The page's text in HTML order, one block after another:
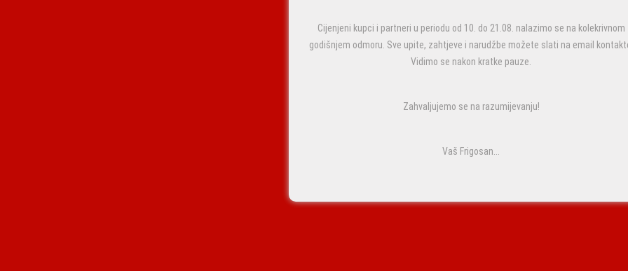
Cijenjeni kupci i partneri u periodu od 10. do 21.08. nalazimo se na kolekrivnom
godišnjem odmoru. Sve upite, zahtjeve i narudžbe možete slati na email
Vidimo se nakon kratke pauze.
Zahvaljujemo se na razumijevanju!
Vaš Frigosan...